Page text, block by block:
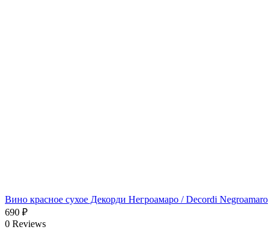
Вино красное сухое Декорди Негроамаро / Decordi Negroamaro
690 ₽
0 Reviews